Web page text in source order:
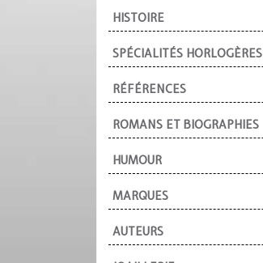
HISTOIRE
SPÉCIALITÉS HORLOGÈRES
RÉFÉRENCES
ROMANS ET BIOGRAPHIES
HUMOUR
MARQUES
AUTEURS